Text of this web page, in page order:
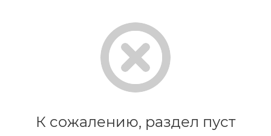
К сожалению, раздел пуст